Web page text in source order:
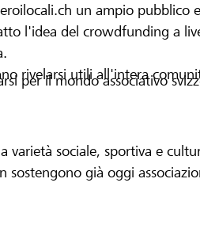
un ampio pubblico
l'idea del crowdfunding a
rivelarsi utili all'intera
per il mondo associativo
varietà sociale, sportiva e
sostengono già oggi